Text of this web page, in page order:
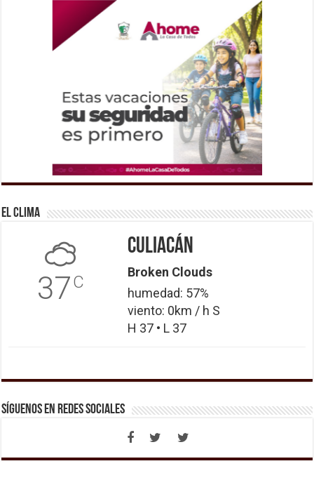
El Clima
37C
Culiacán
Broken Clouds
humedad: 57%
viento: 0km / h S
H 37 • L 37
Síguenos en Redes Sociales